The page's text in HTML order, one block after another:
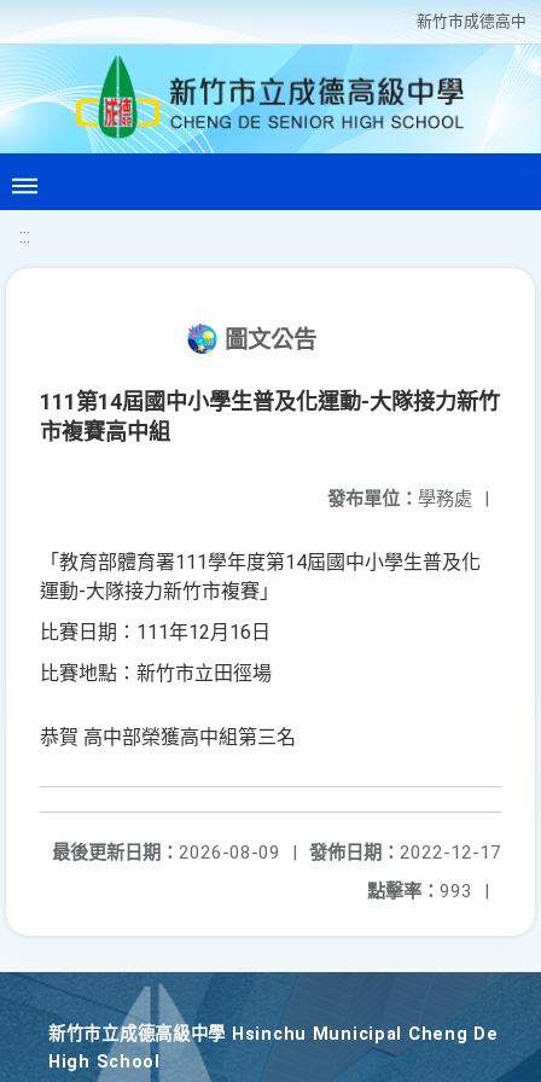
新竹巿成德高中
:::
圖文公告
111第14屆國中小學生普及化運動-大隊接力新竹
市複賽高中組
發布單位： 學務處 |
「教育部體育署111學年度第14屆國中小學生普及化
運動-大隊接力新竹市複賽」
比賽日期：111年12月16日
比賽地點：新竹市立田徑場
恭賀 高中部榮獲高中組第三名
發佈日期： 2022-12-17
最後更新日期： 2026-08-09
|
點擊率： 993 |
新竹巿立成德高級中學 Hsinchu Municipal Cheng De
High School